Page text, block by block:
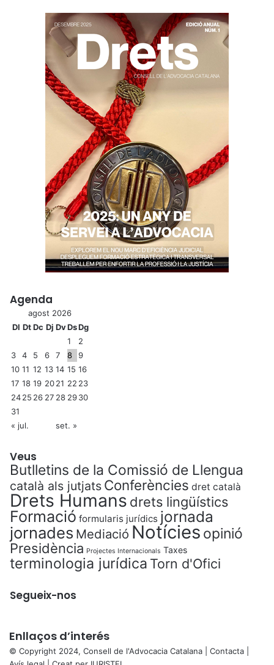
Agenda
agost 2026
Dl DtDc Dj DvDsDg
1
2
3
4 5 6 7 8
9
10 11 12 13 14 15 16
17 18 19 2021 22 23
2425 26 27 28 2930
31
« jul.
set. »
Veus
Butlletins de la Comissió de Llengua
català als jutjats Conferències dret català
Drets Humans drets lingüístics
Formació formularis jurídics jornada
jornades Mediació Notícies opinió
Presidència Projectes Internacionals Taxes
terminologia jurídica Torn d'Ofici
Segueix-nos
Enllaços d’interés
© Copyright 2024, Consell de l'Advocacia Catalana | Contacta